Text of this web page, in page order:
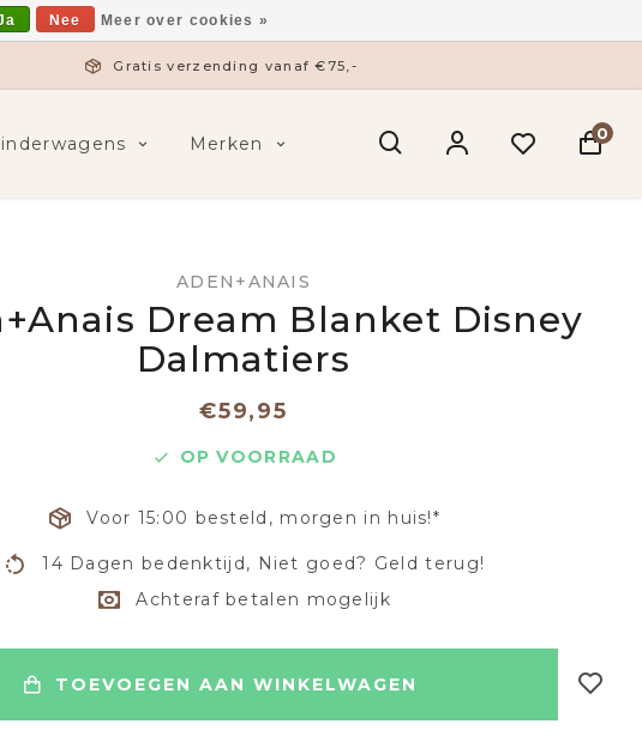
Gratis verzending vanaf €75,-
Merken 0
ADEN+ANAIS
Dream Blanket Disney
Dalmatiers
€59,95
OP VOORRAAD
Voor 15:00 besteld, morgen in huis!*
14 Dagen bedenktijd, Niet goed? Geld terug!
Achteraf betalen mogelijk
TOEVOEGEN AAN WINKELWAGEN
Nee Meer over cookies »